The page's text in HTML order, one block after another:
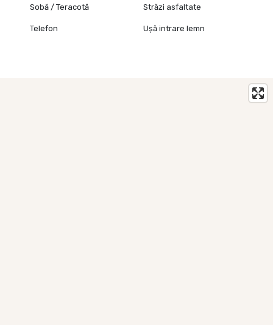
Sobă / Teracotă Străzi asfaltate
Telefon Ușă intrare lemn